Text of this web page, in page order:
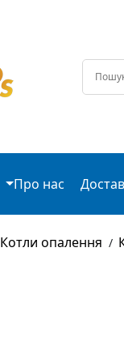
Про нас
Котли опалення /